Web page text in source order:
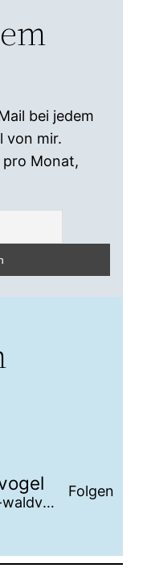
bei jedem
von mir.
pro Monat,
@blog@marcel-waldvogel.ch
Folgen